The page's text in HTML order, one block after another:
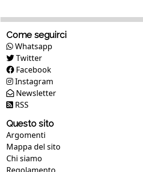
Come seguirci
Whatsapp
Twitter
Facebook
Instagram
Newsletter
RSS
Questo sito
Argomenti
Mappa del sito
Chi siamo